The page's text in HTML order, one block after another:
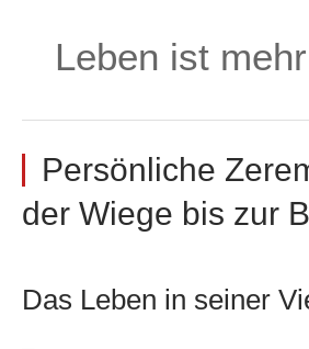
Leben ist mehr
Persönliche
der Wiege bis zur
Das Leben in seiner